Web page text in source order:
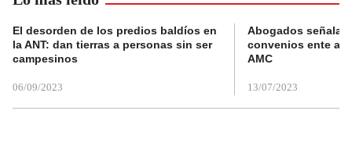
El desorden de los predios baldíos en
la ANT: dan tierras a personas sin ser
campesinos
06/09/2023
Abogados
convenios ente
AMC
13/07/2023